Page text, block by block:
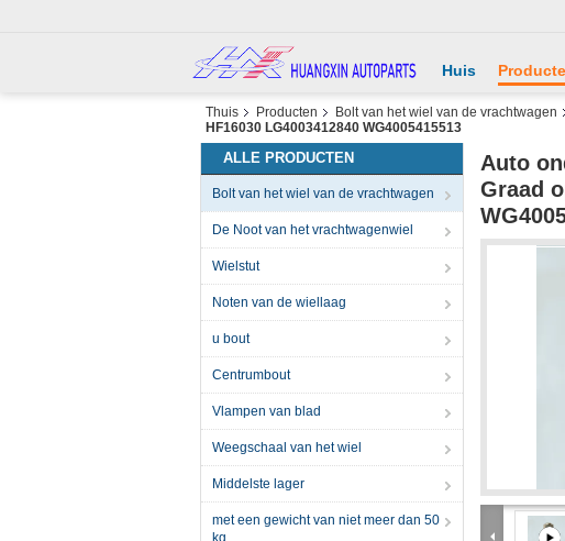
Huis
Thuis Producten Bolt van het wiel van de vrachtwagen
HF16030 LG4003412840 WG4005415513
ALLE PRODUCTEN
Bolt van het wiel van de vrachtwagen
De Noot van het vrachtwagenwiel
Wielstut
Noten van de wiellaag
u bout
Centrumbout
Vlampen van blad
Weegschaal van het wiel
Middelste lager
met een gewicht van niet meer dan 50
kg
Auto
Graad